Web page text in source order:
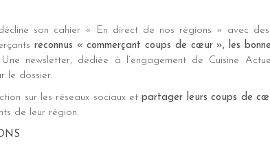
son cahier « En direct de nos régions » avec
reconnus « commerçant coups de cœur », les
newsletter, dédiée à l’engagement de Cuisine
le dossier.
sur les réseaux sociaux etpartager leurs coups de
de leur région.